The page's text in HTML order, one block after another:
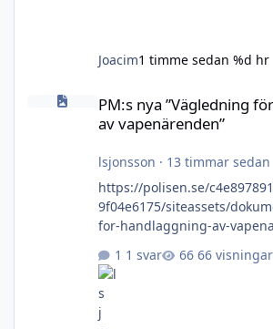
Joacim1 timme sedan %d hr
PM:s nya ”Vägledning för handläggning
PM:s nya ”Vägledning
av vapenärenden”
lsjonsson · 13 timmar sedan
https://polisen.se/
9f04e6175/siteassets/
for-handlaggning-av-
1 svar
66 visningar